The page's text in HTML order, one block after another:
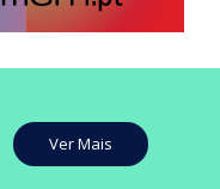
Ver Mais